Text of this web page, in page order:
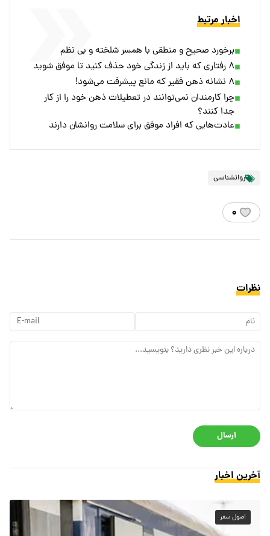
اخبار مرتبط
برخورد صحیح و منطقی با همسر شلخته و بی نظم
۸ رفتاری که باید از زندگی خود حذف کنید تا موفق شوید
۸ نشانه ذهن فقیر که مانع پیشرفت می‌شود!
چرا کارمندان نمی‌توانند در تعطیلات ذهن‌ خود را از کار
جدا کنند؟
عادت‌هایی که افراد موفق برای سلامت روانشان دارند
روانشناسی
۰
نظرات
ارسال
آخرین اخبار
اصول سفر